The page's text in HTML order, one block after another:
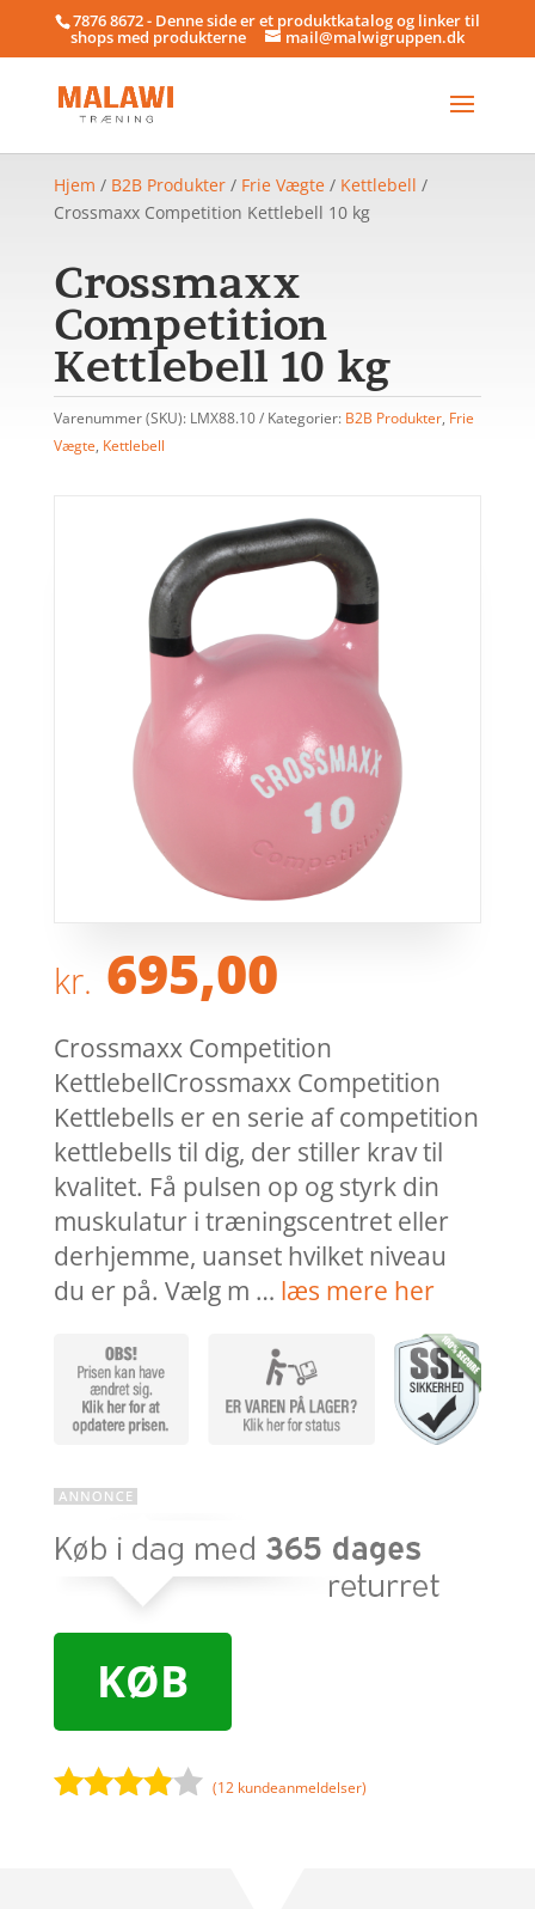
7876 8672 - Denne side er et produktkatalog og linker til
shops med produkterne mail@malwigruppen.dk
Hjem / B2B Produkter/ Frie Vægte/ Kettlebell /
Crossmaxx Competition Kettlebell 10 kg
Crossmaxx
Competition
Kettlebell 10 kg
Varenummer (SKU): LMX88.10 Kategorier: B2B Produkter, Frie
Vægte, Kettlebell
kr. 695,00
Crossmaxx Competition
KettlebellCrossmaxx Competition
Kettlebells er en serie af competition
kettlebells til dig, der stiller krav til
kvalitet. Få pulsen op og styrk din
muskulatur i træningscentret eller
derhjemme, uanset hvilket niveau
du er på. Vælg m … læs mere her
KØB
(12 kundeanmeldelser)